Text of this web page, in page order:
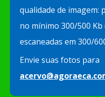
qualidade de imagem:
no mínimo 300/500
escaneadas em 300/
Envie suas fotos para